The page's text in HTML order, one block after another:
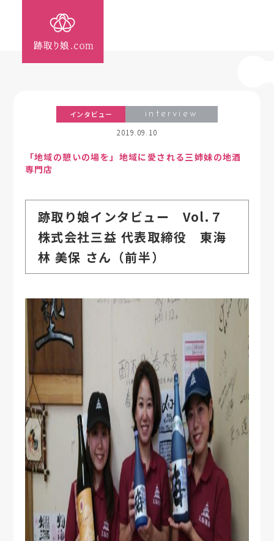
インタビュー interview
2019.09.10
「地域の憩いの場を」地域に愛される三姉妹の地酒
専門店
跡取り娘インタビュー Vol.７
株式会社三益 代表取締役 東海
林 美保 さん（前半）